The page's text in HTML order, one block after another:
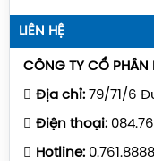
LIÊN HỆ
CÔNG TY CỔ PHẦN
Địa chỉ: 79/71/6
Điện thoại:
Hotline: 0.761.8888